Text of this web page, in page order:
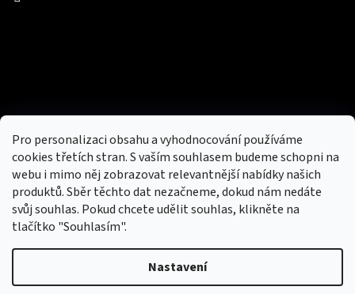
Pro personalizaci obsahu a vyhodnocování používáme
cookies třetích stran. S vaším souhlasem budeme schopni na
webu i mimo něj zobrazovat relevantnější nabídky našich
produktů. Sběr těchto dat nezačneme, dokud nám nedáte
svůj souhlas. Pokud chcete udělit souhlas, klikněte na
tlačítko "Souhlasím".
Nastavení
Nový obchod s batohy, cestovními zavazadly, tašky a peněženky